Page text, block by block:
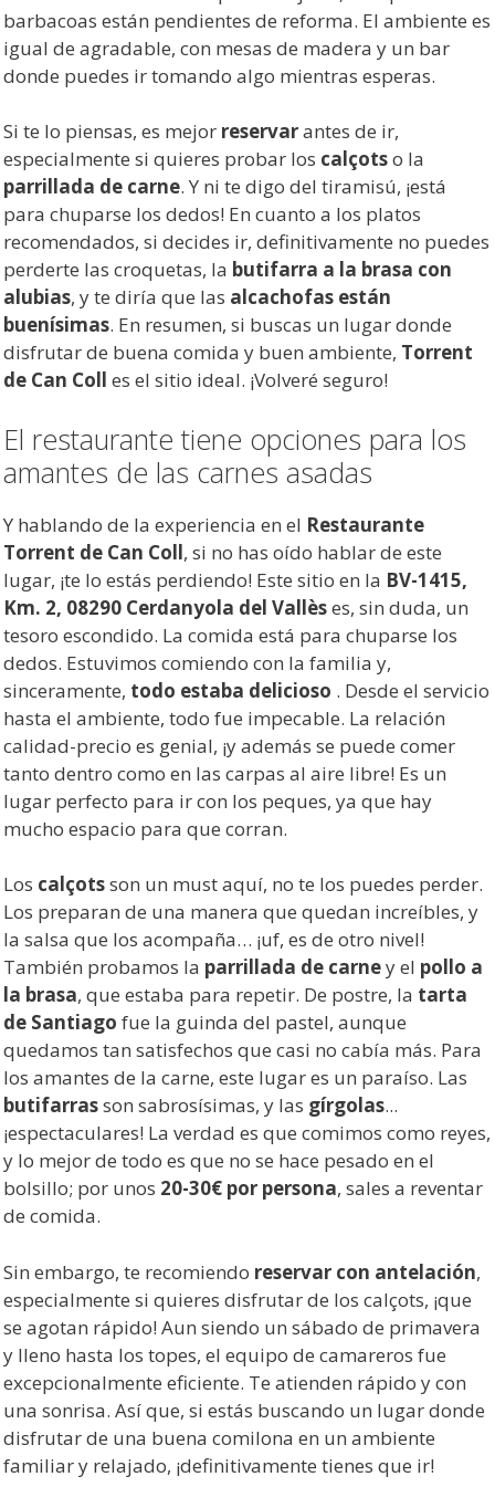
barbacoas están pendientes de reforma. El ambiente es
igual de agradable, con mesas de madera y un bar
donde puedes ir tomando algo mientras esperas.
Si te lo piensas, es mejor reservarantes de ir,
especialmente si quieres probar los calçotso la
parrillada de carne. Y ni te digo del tiramisú, ¡está
para chuparse los dedos! En cuanto a los platos
recomendados, si decides ir, definitivamente no puedes
perderte las croquetas, la butifarra a la brasa con
alubias, y te diría que las alcachofas están
buenísimas. En resumen, si buscas un lugar donde
disfrutar de buena comida y buen ambiente, Torrent
de Can Coll es el sitio ideal. ¡Volveré seguro!
El restaurante tiene opciones para los
amantes de las carnes asadas
Y hablando de la experiencia en el Restaurante
Torrent de Can Coll, si no has oído hablar de este
lugar, ¡te lo estás perdiendo! Este sitio en la BV-1415,
Km. 2, 08290 Cerdanyola del Vallèses, sin duda, un
tesoro escondido. La comida está para chuparse los
dedos. Estuvimos comiendo con la familia y,
sinceramente, todo estaba delicioso . Desde el servicio
hasta el ambiente, todo fue impecable. La relación
calidad-precio es genial, ¡y además se puede comer
tanto dentro como en las carpas al aire libre! Es un
lugar perfecto para ir con los peques, ya que hay
mucho espacio para que corran.
Los calçotsson un must aquí, no te los puedes perder.
Los preparan de una manera que quedan increíbles, y
la salsa que los acompaña… ¡uf, es de otro nivel!
También probamos la parrillada de carney el pollo a
la brasa, que estaba para repetir. De postre, la tarta
de Santiago fue la guinda del pastel, aunque
quedamos tan satisfechos que casi no cabía más. Para
los amantes de la carne, este lugar es un paraíso. Las
butifarrasson sabrosísimas, y las gírgolas...
¡espectaculares! La verdad es que comimos como reyes,
y lo mejor de todo es que no se hace pesado en el
bolsillo; por unos 20-30€ por persona, sales a reventar
de comida.
Sin embargo, te recomiendo reservar con antelación,
especialmente si quieres disfrutar de los calçots, ¡que
se agotan rápido! Aun siendo un sábado de primavera
y lleno hasta los topes, el equipo de camareros fue
excepcionalmente eficiente. Te atienden rápido y con
una sonrisa. Así que, si estás buscando un lugar donde
disfrutar de una buena comilona en un ambiente
familiar y relajado, ¡definitivamente tienes que ir!